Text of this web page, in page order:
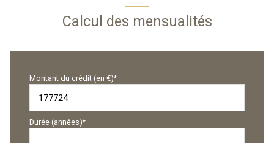
Calcul des mensualités
Montant du crédit (en €)*
Durée (années)*